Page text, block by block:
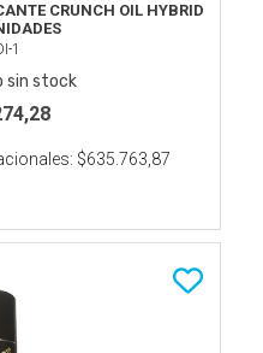
CRUNCH OIL HYBRID
1
sin stock
$635.763,87